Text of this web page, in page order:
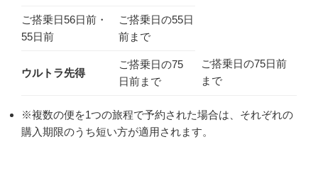
ご搭乗日56日前・
55日前
ご搭乗日の55日
前まで
ウルトラ先得
ご搭乗日の75
日前まで
ご搭乗日の75日前
まで
※複数の便を1つの旅程で予約された場合は、それぞれの
購入期限のうち短い方が適用されます。